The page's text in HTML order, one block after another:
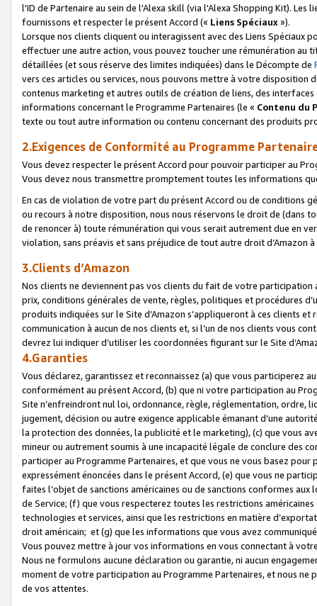
l'ID de Partenaire au sein de l'Alexa skill (via l'Alexa Shopping Kit).
fournissons et respecter le présent Accord (« Liens Spéciaux»).
Lorsque nos clients cliquent ou interagissent avec des Liens Spéciaux
effectuer une autre action, vous pouvez toucher une rémunération
détaillées (et sous réserve des limites indiquées) dans le Décompte de
vers ces articles ou services, nous pouvons mettre à votre disposition
contenus marketing et autres outils de création de liens, des
informations concernant le Programme Partenaires (le « Contenu du
texte ou tout autre information ou contenu concernant des produits
2.Exigences de Conformité au Programme
Vous devez respecter le présent Accord pour pouvoir participer au
Vous devez nous transmettre promptement toutes les informations
En cas de violation de votre part du présent Accord ou de conditions
ou recours à notre disposition, nous nous réservons le droit de (dans
de renoncer à) toute rémunération qui vous serait autrement due en
violation, sans préavis et sans préjudice de tout autre droit
3.Clients d’Amazon
Nos clients ne deviennent pas vos clients du fait de votre
prix, conditions générales de vente, règles, politiques et procédures
produits indiquées sur le Site d’Amazon s’appliqueront à ces clients
communication à aucun de nos clients et, si l’un de nos clients vous
devrez lui indiquer d’utiliser les coordonnées figurant sur le Site
4.Garanties
Vous déclarez, garantissez et reconnaissez (a) que vous participerez
conformément au présent Accord, (b) que ni votre participation au
Site n’enfreindront nul loi, ordonnance, règle, réglementation, ordre,
jugement, décision ou autre exigence applicable émanant d’une
la protection des données, la publicité et le marketing), (c) que vous
mineur ou autrement soumis à une incapacité légale de conclure des
participer au Programme Partenaires, et que vous ne vous basez
expressément énoncées dans le présent Accord, (e) que vous ne
faites l’objet de sanctions américaines ou de sanctions conformes
de Service; (f) que vous respecterez toutes les restrictions
technologies et services, ainsi que les restrictions en matière
droit américain; et (g) que les informations que vous avez
Vous pouvez mettre à jour vos informations en vous connectant à
Nous ne formulons aucune déclaration ou garantie, ni aucun
moment de votre participation au Programme Partenaires, et nous
de vos attentes.